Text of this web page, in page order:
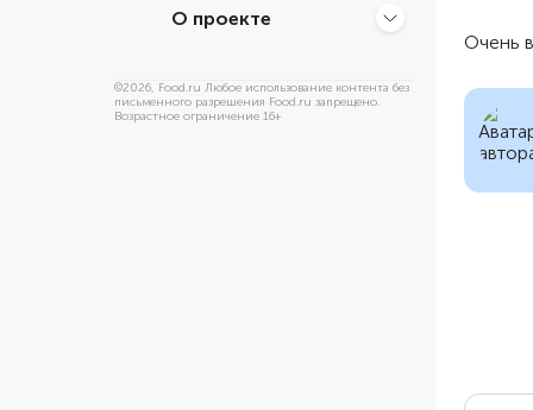
О проекте
©2026, Food.ru Любое использование контента без
письменного разрешения Food.ru запрещено.
Возрастное ограничение 16+
Очень